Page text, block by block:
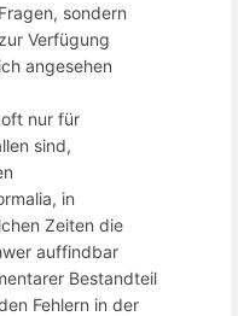
sondern
Verfügung
angesehen
nur für
sind,
in
Zeiten die
auffindbar
Bestandteil
Fehlern in der